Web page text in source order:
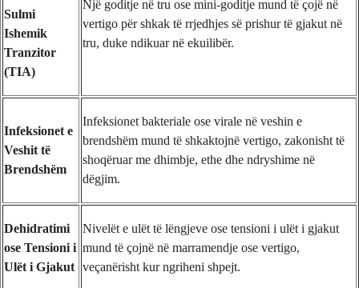
Sulmi
Ishemik
Tranzitor
(TIA)
Një goditje në tru ose mini-goditje mund të çojë në
vertigo për shkak të rrjedhjes së prishur të gjakut në
tru, duke ndikuar në ekuilibër.
Infeksionet e
Veshit të
Brendshëm
Infeksionet bakteriale ose virale në veshin e
brendshëm mund të shkaktojnë vertigo, zakonisht të
shoqëruar me dhimbje, ethe dhe ndryshime në
dëgjim.
Dehidratimi
ose Tensioni i
Ulët i Gjakut
Nivelët e ulët të lëngjeve ose tensioni i ulët i gjakut
mund të çojnë në marramendje ose vertigo,
veçanërisht kur ngriheni shpejt.